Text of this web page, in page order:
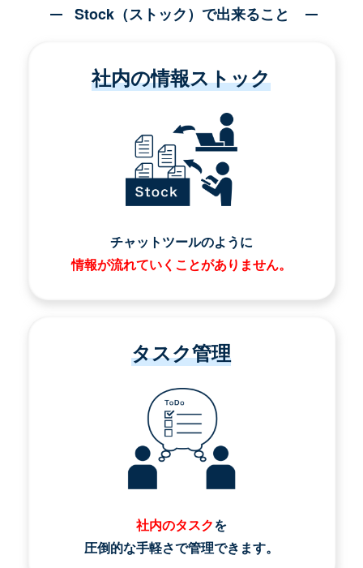
Stock（ストック）で出来ること
社内の情報ストック
チャットツールのように
情報が流れていくことがありません。
タスク管理
社内のタスクを
圧倒的な手軽さで管理できます。